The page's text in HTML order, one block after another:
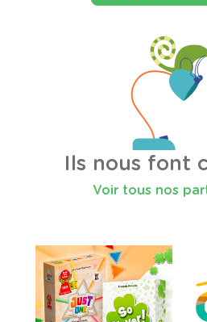
Ils nous font
Voir tous nos